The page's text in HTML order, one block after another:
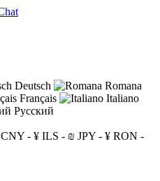
Deutsch
Romana
Français
Italiano
Русский
CNY - ¥ ILS - ₪ JPY - ¥ RON -